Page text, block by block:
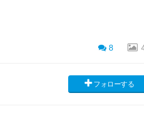
8
フォローする